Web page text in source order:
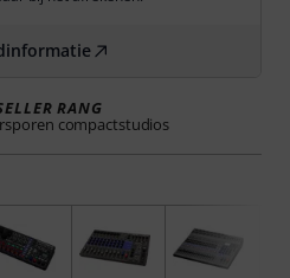
RANG
compactstudios